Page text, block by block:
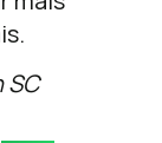
SC